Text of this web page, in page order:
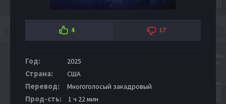
4 17
Год: 2025
Страна: США
Перевод: Многоголосый закадровый
Прод-сть: 1 ч 22 мин